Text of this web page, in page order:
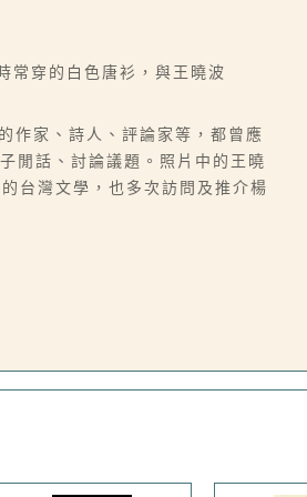
常穿的白色唐衫，與王曉波
作家、詩人、評論家等，都曾應
閒話、討論議題。照片中的王曉
台灣文學，也多次訪問及推介楊